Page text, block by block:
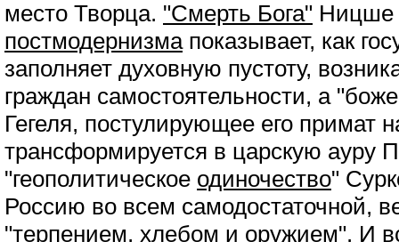
место Творца. "Смерть Бога" Ницше
постмодернизмапоказывает, как
заполняет духовную пустоту,
граждан самостоятельности, а
Гегеля, постулирующее его примат
трансформируется в царскую ауру
"геополитическое одиночество"
Россию во всем самодостаточной,
"терпением, хлебом и оружием". И